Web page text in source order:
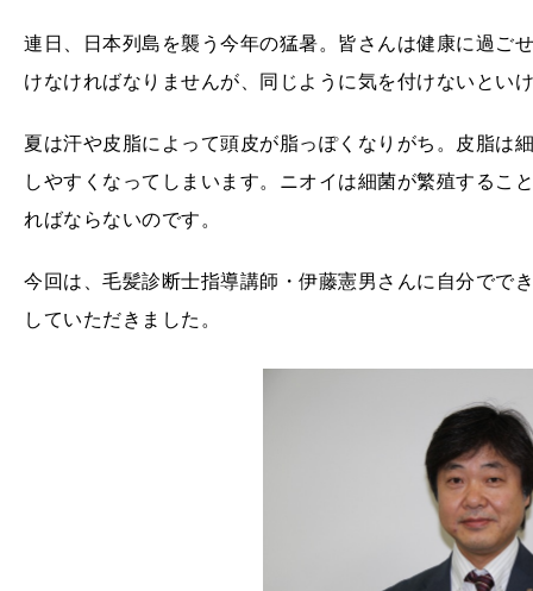
連日、日本列島を襲う今年の猛暑。皆さんは健康に過ご
けなければなりませんが、同じように気を付けないとい
夏は汗や皮脂によって頭皮が脂っぽくなりがち。皮脂は
しやすくなってしまいます。ニオイは細菌が繁殖するこ
ればならないのです。
今回は、毛髪診断士指導講師・伊藤憲男さんに自分でで
していただきました。